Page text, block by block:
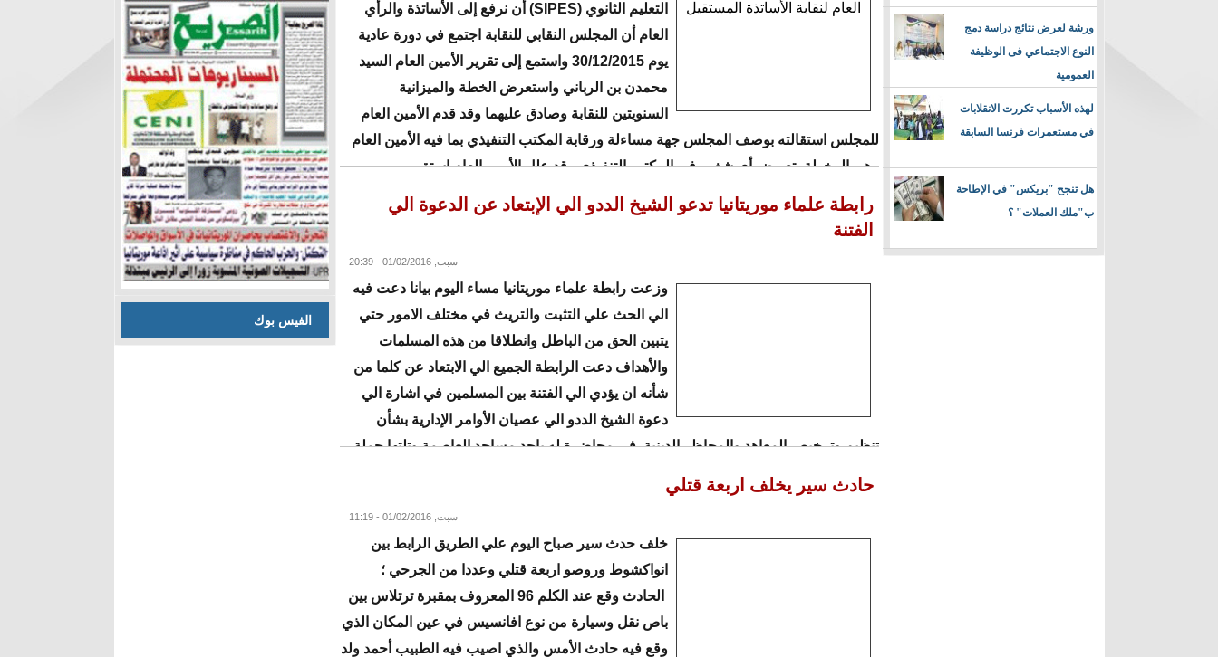
ورشة لعرض نتائج دراسة دمج
النوع الاجتماعي فى الوظيفة
العمومية
لهذه الأسباب تكررت الانقلابات
في مستعمرات فرنسا السابقة
هل تنجح "بريكس" في الإطاحة
ب"ملك العملات" ؟
التعليم الثانوي (SIPES) أن نرفع إلى الأساتذة والرأي
العام أن المجلس النقابي للنقابة اجتمع في دورة عادية
يوم 30/12/2015 واستمع إلى تقرير الأمين العام السيد
محمدن بن الرباني واستعرض الخطة والميزانية
السنويتين للنقابة وصادق عليهما وقد قدم الأمين العام
للمجلس استقالته بوصف المجلس جهة مساءلة ورقابة المكتب التنفيذي بما فيه الأمين العام
وهي المخولة بتعويض أي شغور في المكتب التنفيذي وقد علل الأمين العام استق
رابطة علماء موريتانيا تدعو الشيخ الددو الي الإبتعاد عن الدعوة الي
الفتنة
سبت, 01/02/2016 - 20:39
وزعت رابطة علماء موريتانيا مساء اليوم بيانا دعت فيه
الي الحث علي التثبت والتريث في مختلف الامور حتي
يتبين الحق من الباطل وانطلاقا من هذه المسلمات
والأهداف دعت الرابطة الجميع الي الابتعاد عن كلما من
شأنه ان يؤدي الي الفتنة بين المسلمين في اشارة الي
دعوة الشيخ الددو الي عصيان الأوامر الإدارية بشأن
تنظيم وترخيص المعاهد والمحاظر الدينية في محاضرة له باحد مساجد العاصمة وتلتها حملة
حادث سير يخلف اربعة قتلي
سبت, 01/02/2016 - 11:19
خلف حدث سير صباح اليوم علي الطريق الرابط بين
انواكشوط وروصو اربعة قتلي وعددا من الجرحي ؛
الحادث وقع عند الكلم 96 المعروف بمقبرة ترتلاس بين
باص نقل وسيارة من نوع افانسيس في عين المكان الذي
وقع فيه حادث الأمس والذي اصيب فيه الطبيب أحمد ولد
الفيس بوك